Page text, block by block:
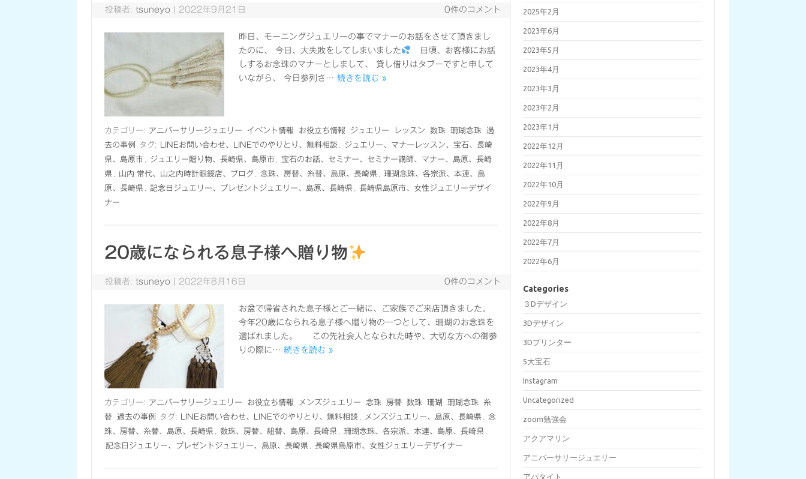
投稿者:tsuneyo 2022年9月21日 0件のコメント
昨日、モーニングジュエリーの事でマナーのお話をさせて頂きまし
たのに、 今日、大失敗をしてしまいました
日頃、お客様にお話
しするお念珠のマナーとしまして、 貸し借りはタブーですと申して
いながら、 今日参列さ… 続きを読む »
カテゴリー: アニバーサリージュエリー イベント情報 お役立ち情報 ジュエリー レッスン 数珠 珊瑚念珠
過
去の事例
タグ: LINEお問い合わせ、LINEでのやりとり、無料相談
ジュエリー、マナーレッスン、宝石、長崎
県、島原市
ジュエリー贈り物、長崎県、島原市
宝石のお話、セミナー、セミナー講師、マナー、島原、長崎
県
山内 常代、山之内時計眼鏡店、ブログ 念珠、房替、糸替、島原、長崎県
珊瑚念珠、各宗派、本連、島
原、長崎県
記念日ジュエリー、プレゼントジュエリー、島原、長崎県
長崎県島原市、女性ジュエリーデザイ
ナー
20歳になられる息子様へ贈り物
投稿者:tsuneyo 2022年8月16日 0件のコメント
お盆で帰省された息子様とご一緒に、ご家族でご来店頂きました。
今年20歳になられる息子様へ贈り物の一つとして、珊瑚のお念珠を
選ばれました。 この先社会人となられた時や、大切な方への御参
りの際に… 続きを読む »
カテゴリー: アニバーサリージュエリー お役立ち情報 メンズジュエリー 念珠 房替 数珠 珊瑚 珊瑚念珠
糸
替
過去の事例 タグ: LINEお問い合わせ、LINEでのやりとり、無料相談 メンズジュエリー、島原、長崎県
念
珠、房替、糸替、島原、長崎県
数珠、房替、組替、島原、長崎県 珊瑚念珠、各宗派、本連、島原、長崎県
記念日ジュエリー、プレゼントジュエリー、島原、長崎県
長崎県島原市、女性ジュエリーデザイナー
2025年2月
2023年6月
2023年5月
2023年4月
2023年3月
2023年2月
2023年1月
2022年12月
2022年11月
2022年10月
2022年9月
2022年8月
2022年7月
2022年6月
Categories
３Dデザイン
3Dデザイン
3Dプリンター
5大宝石
Instagram
Uncategorized
zoom勉強会
アクアマリン
アニバーサリージュエリー
アパタイト